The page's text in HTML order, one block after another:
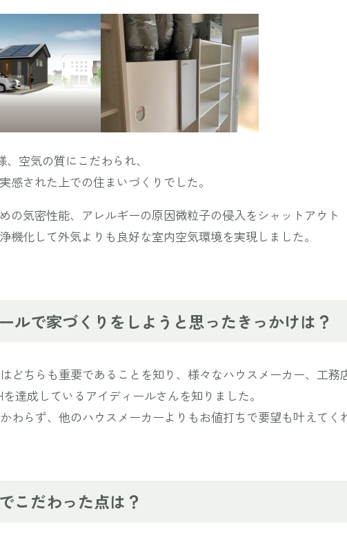
空気の質にこだわられ、
感された上での住まいづくりでした。
の気密性能、アレルギーの原因微粒子の侵入をシャットアウト
機化して外気よりも良好な室内空気環境を実現しました。
ルで家づくりをしようと思ったきっかけは？
どちらも重要であることを知り、様々なハウスメーカー、工
を達成しているアイディールさんを知りました。
わらず、他のハウスメーカーよりもお値打ちで要望も叶えてく
こだわった点は？